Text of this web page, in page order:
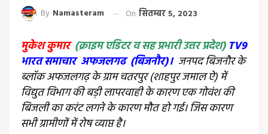
By Namasteram On सितम्बर 5, 2023
मुकेश कुमार (क्राइम एडिटर व सह प्रभारी उत्तर प्रदेश) TV9
भारत समाचार अफजलगढ (बिजनौर)। जनपद बिजनौर के
ब्लॉक अफजलगढ़ के ग्राम चतरपुर (शाहपुर जमाल ऐ) में
विद्युत विभाग की बड़ी लापरवाही के कारण एक गोवंश की
बिजली का करंट लगने के कारण मौत हो गई। जिस कारण
सभी ग्रामीणों में रोष व्याप्त है।